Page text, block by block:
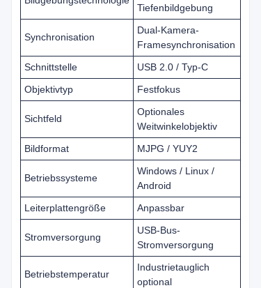
Tiefenbildgebung
Synchronisation
Dual-Kamera-
Framesynchronisation
Schnittstelle
USB 2.0 / Typ-C
Objektivtyp
Festfokus
Sichtfeld
Optionales
Weitwinkelobjektiv
Bildformat
MJPG / YUY2
Betriebssysteme
Windows / Linux /
Android
Leiterplattengröße
Anpassbar
Stromversorgung
USB-Bus-
Stromversorgung
Betriebstemperatur
Industrietauglich
optional